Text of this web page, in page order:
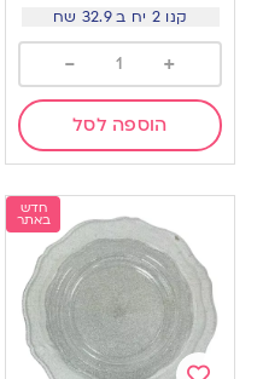
קנו 2 יח ב 32.9 שח
+
-
הוספה לסל
חדש
באתר